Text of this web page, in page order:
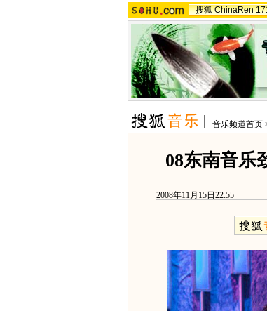
搜狐 ChinaRen
音乐频道首页
08东南音乐
2008年11月15日22:55